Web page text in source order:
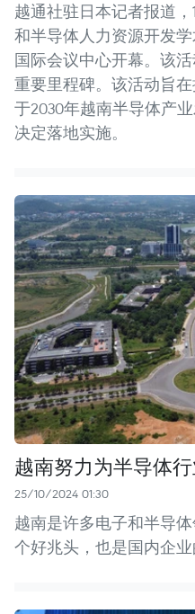
越通社驻日本记者报道
和半导体人力资源开发
国际会议中心开幕。该
重要里程碑。该活动旨
于2030年越南半导体产
决定落地实施。
越南努力为半导体
25/10/2024 01:30
越南是许多电子和半导
个好兆头，也是国内企业